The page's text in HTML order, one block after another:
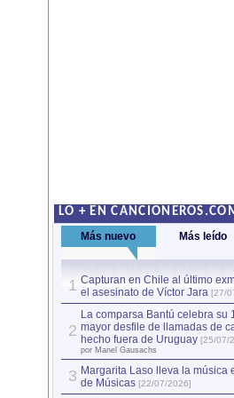
LO + EN
Más nuevo Más leído
1 Capturan en Chile al último
el asesinato de Víctor Jara [27/
2
La comparsa Bantú celebra su
mayor desfile de llamadas de
hecho fuera de Uruguay [25/07/
por Manel Gausachs
3 Margarita Laso lleva la música
de Músicas [22/07/2026]